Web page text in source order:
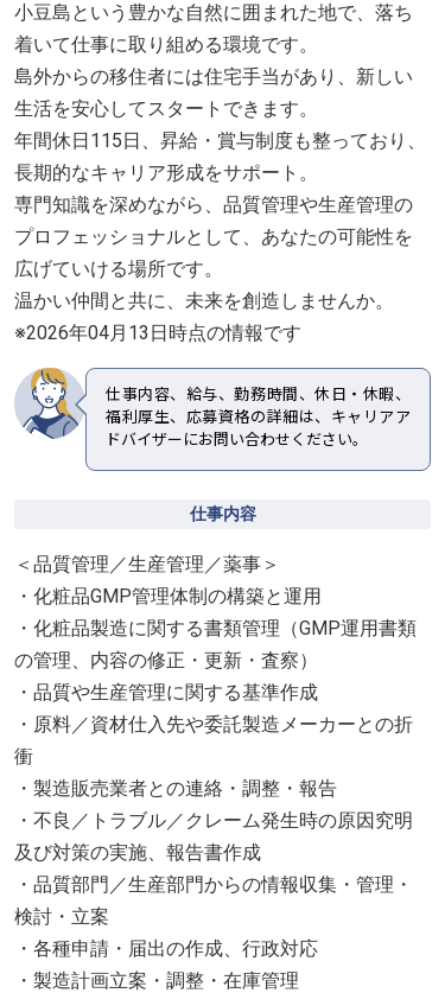
小豆島という豊かな自然に囲まれた地で、落ち
着いて仕事に取り組める環境です。
島外からの移住者には住宅手当があり、新しい
生活を安心してスタートできます。
年間休日115日、昇給・賞与制度も整っており、
長期的なキャリア形成をサポート。
専門知識を深めながら、品質管理や生産管理の
プロフェッショナルとして、あなたの可能性を
広げていける場所です。
温かい仲間と共に、未来を創造しませんか。
※2026年04月13日時点の情報です
仕事内容、給与、勤務時間、休日・休暇、
福利厚生、応募資格の詳細は、キャリアア
ドバイザーにお問い合わせください。
仕事内容
＜品質管理／生産管理／薬事＞
・化粧品GMP管理体制の構築と運用
・化粧品製造に関する書類管理（GMP運用書類
の管理、内容の修正・更新・査察）
・品質や生産管理に関する基準作成
・原料／資材仕入先や委託製造メーカーとの折
衝
・製造販売業者との連絡・調整・報告
・不良／トラブル／クレーム発生時の原因究明
及び対策の実施、報告書作成
・品質部門／生産部門からの情報収集・管理・
検討・立案
・各種申請・届出の作成、行政対応
・製造計画立案・調整・在庫管理